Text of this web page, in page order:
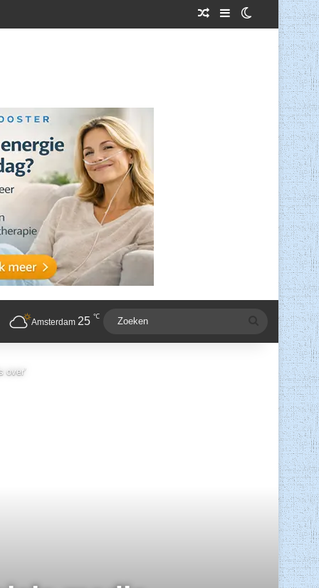
Willekeurig Artikel
SidebarSwitch skin
Amsterdam 25 ℃ Zoeken
over’